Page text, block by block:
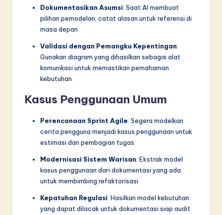
Dokumentasikan Asumsi: Saat AI membuat
pilihan pemodelan, catat alasan untuk referensi di
masa depan
Validasi dengan Pemangku Kepentingan:
Gunakan diagram yang dihasilkan sebagai alat
komunikasi untuk memastikan pemahaman
kebutuhan
Kasus Penggunaan Umum
Perencanaan Sprint Agile: Segera modelkan
cerita pengguna menjadi kasus penggunaan untuk
estimasi dan pembagian tugas
Modernisasi Sistem Warisan: Ekstrak model
kasus penggunaan dari dokumentasi yang ada
untuk membimbing refaktorisasi
Kepatuhan Regulasi: Hasilkan model kebutuhan
yang dapat dilacak untuk dokumentasi siap audit